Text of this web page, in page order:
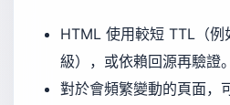
HTML 使用較短 TTL（例
級），或依賴回源再驗證。
對於會頻繁變動的頁面，